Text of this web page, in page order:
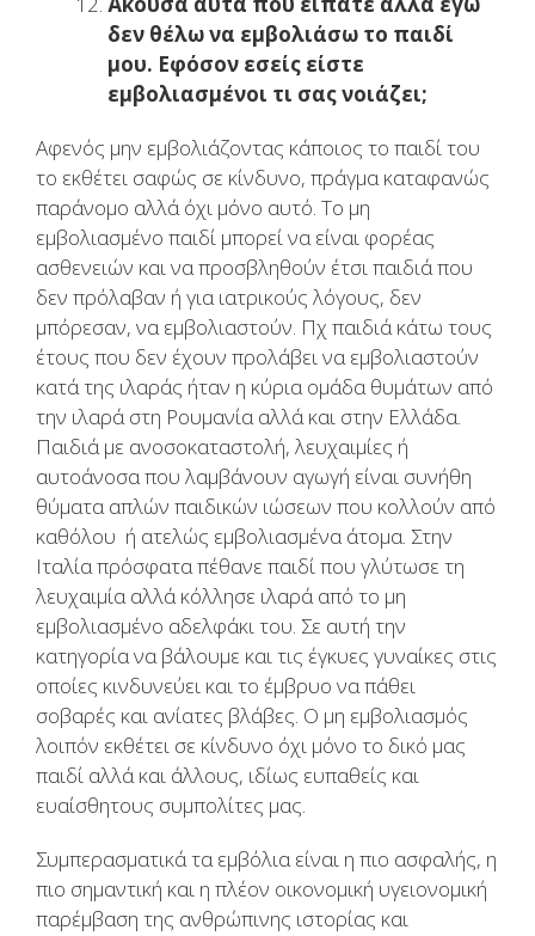
δεν θέλω να εμβολιάσω το παιδί
μου. Εφόσον εσείς είστε
εμβολιασμένοι τι σας νοιάζει;
Αφενός μην εμβολιάζοντας κάποιος το παιδί του
το εκθέτει σαφώς σε κίνδυνο, πράγμα καταφανώς
παράνομο αλλά όχι μόνο αυτό. Το μη
εμβολιασμένο παιδί μπορεί να είναι φορέας
ασθενειών και να προσβληθούν έτσι παιδιά που
δεν πρόλαβαν ή για ιατρικούς λόγους, δεν
μπόρεσαν, να εμβολιαστούν. Πχ παιδιά κάτω τους
έτους που δεν έχουν προλάβει να εμβολιαστούν
κατά της ιλαράς ήταν η κύρια ομάδα θυμάτων από
την ιλαρά στη Ρουμανία αλλά και στην Ελλάδα.
Παιδιά με ανοσοκαταστολή, λευχαιμίες ή
αυτοάνοσα που λαμβάνουν αγωγή είναι συνήθη
θύματα απλών παιδικών ιώσεων που κολλούν από
καθόλου ή ατελώς εμβολιασμένα άτομα. Στην
Ιταλία πρόσφατα πέθανε παιδί που γλύτωσε τη
λευχαιμία αλλά κόλλησε ιλαρά από το μη
εμβολιασμένο αδελφάκι του. Σε αυτή την
κατηγορία να βάλουμε και τις έγκυες γυναίκες στις
οποίες κινδυνεύει και το έμβρυο να πάθει
σοβαρές και ανίατες βλάβες. Ο μη εμβολιασμός
λοιπόν εκθέτει σε κίνδυνο όχι μόνο το δικό μας
παιδί αλλά και άλλους, ιδίως ευπαθείς και
ευαίσθητους συμπολίτες μας.
Συμπερασματικά τα εμβόλια είναι η πιο ασφαλής, η
πιο σημαντική και η πλέον οικονομική υγειονομική
παρέμβαση της ανθρώπινης ιστορίας και